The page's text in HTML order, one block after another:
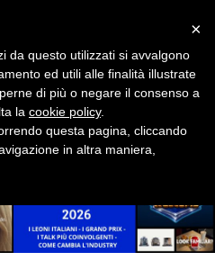
×
da questo utilizzati si avvalgono
ed utili alle finalità illustrate
di più o negare il consenso a
la cookie policy.
questa pagina, cliccando
in altra maniera,